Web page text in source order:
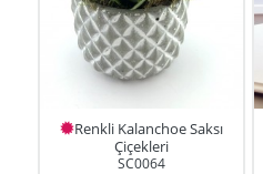
Renkli Kalanchoe Saksı
Çiçekleri
SC0064